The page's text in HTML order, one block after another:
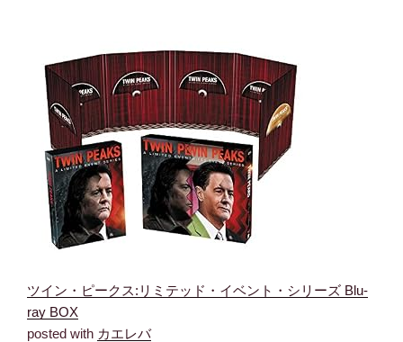
ツイン・ピークス:リミテッド・イベント・シリーズ Blu-
ray BOX
posted with カエレバ